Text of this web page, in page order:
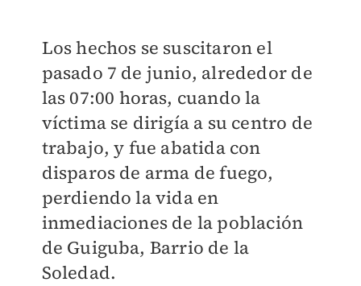
Los hechos se suscitaron el
pasado 7 de junio, alrededor de
las 07:00 horas, cuando la
víctima se dirigía a su centro de
trabajo, y fue abatida con
disparos de arma de fuego,
perdiendo la vida en
inmediaciones de la población
de Guiguba, Barrio de la
Soledad.